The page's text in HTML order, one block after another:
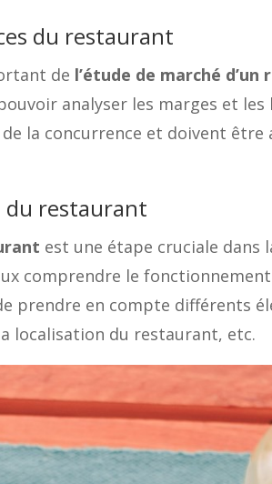
du restaurant
de l’étude de marché
analyser les marges et
la concurrence et doivent
du restaurant
est une étape cruciale dans
comprendre le
prendre en compte différents
localisation du restaurant, etc.